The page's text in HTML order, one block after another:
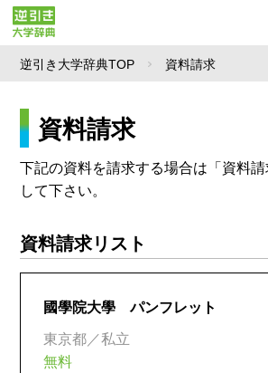
逆引き大学辞典TOP 資料請求
資料請求
下記の資料を請求する場合は「資料
して下さい。
資料請求リスト
國學院大學 パンフレット
東京都／私立
無料